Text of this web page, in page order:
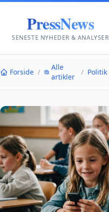
PressNews
SENESTE NYHEDER & ANALYSER
Forside /
Alle
artikler
/ Politik